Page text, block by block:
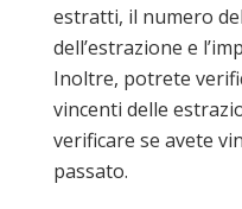
estratti, il numero
dell’estrazione e
Inoltre, potrete
vincenti delle
verificare se avete
passato.